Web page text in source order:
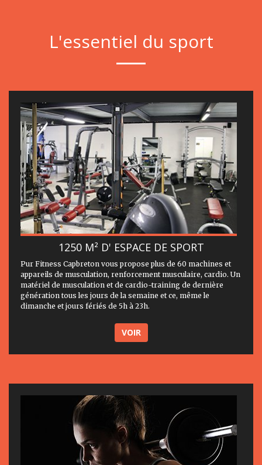
L'essentiel du sport
1250 M² D' ESPACE DE SPORT
Pur Fitness Capbreton vous propose plus de 60 machines et
appareils de musculation, renforcement musculaire, cardio. Un
matériel de musculation et de cardio-training de dernière
génération tous les jours de la semaine et ce, même le
dimanche et jours fériés de 5h à 23h.
VOIR